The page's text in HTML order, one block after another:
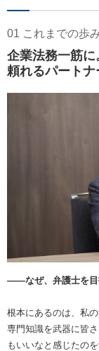
01 これまでの歩
企業法務一筋
頼れるパートナ
――なぜ、弁護士を目
根本にあるのは、私
専門知識を武器に皆
もいいなと感じたのを